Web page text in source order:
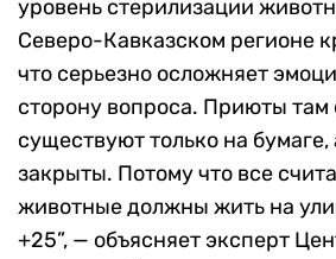
уровень стерилизации
Северо-Кавказском регионе
что серьезно осложняет
сторону вопроса. Приюты там
существуют только на
закрыты. Потому что все
животные должны жить на
+25”, — объясняет эксперт